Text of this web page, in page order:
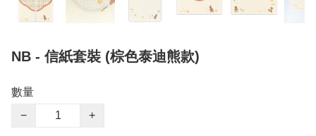
NB - 信紙套裝 (棕色泰迪熊款)
數量
−
+